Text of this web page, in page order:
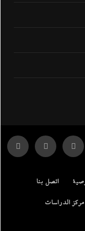
اتصل بنا
مركز الدراسات